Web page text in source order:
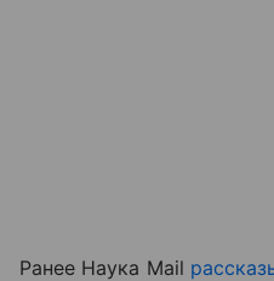
Ранее Наука Mail